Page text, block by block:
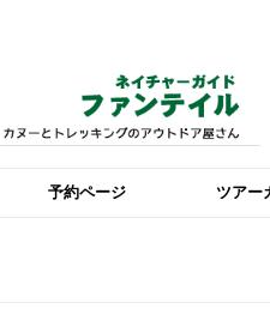
予約ページ ツアー